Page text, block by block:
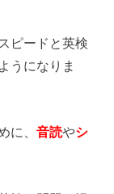
ピードと英検
うになりま
に、音読やシ